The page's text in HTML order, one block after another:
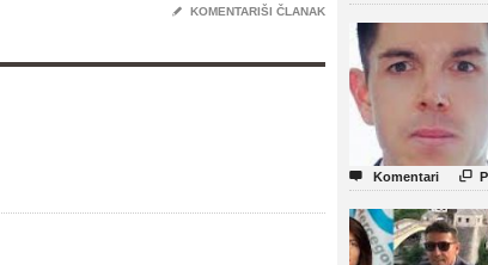
✎ KOMENTARIŠI ČLANAK
 Komentari 